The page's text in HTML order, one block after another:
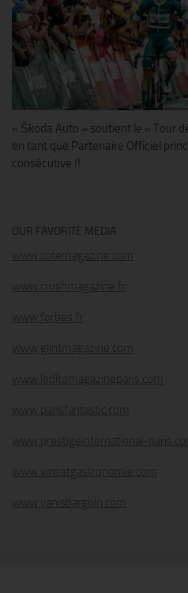
« Škoda Auto » soutient le « Tour
en tant que Partenaire Officiel
consécutive !!
OUR FAVORITE MEDIA
www.cotemagazine.com
www.crushmagazine.fr
www.forbes.fr
www.glintmagazine.com
www.leditomagazineparis.com
www.parisfantastic.com
www.prestigeinternational-paris.com
www.vinsetgastronomie.com
www.yanisbargoin.com